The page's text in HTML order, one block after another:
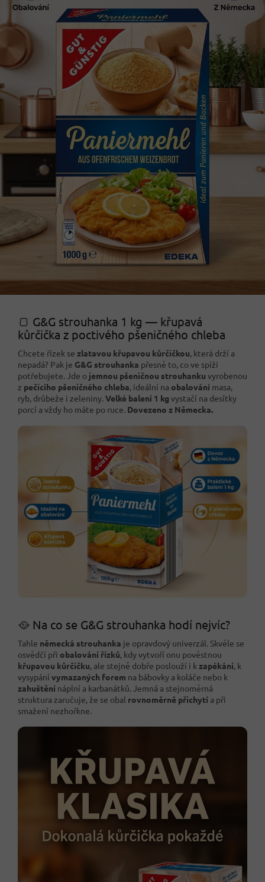
🍞 G&G strouhanka 1 kg — křupavá
kůrčička z poctivého pšeničného chleba
Chcete řízek se zlatavou křupavou kůrčičkou, která drží a
nepadá? Pak je G&G strouhanka přesně to, co ve spíži
potřebujete. Jde o jemnou pšeničnou strouhanku vyrobenou
z pečicího pšeničného chleba, ideální na obalování masa,
ryb, drůbeže i zeleniny.Velké balení 1 kg vystačí na desítky
porcí a vždy ho máte po ruce. Dovezeno z Německa.
🥘 Na co se G&G strouhanka hodí nejvíc?
Tahle německá strouhanka je opravdový univerzál. Skvěle se
osvědčí při obalování řízků, kdy vytvoří onu pověstnou
křupavou kůrčičku, ale stejně dobře poslouží i kzapékání, k
vysypání vymazaných forem na bábovky a koláče nebo k
zahuštění náplní a karbanátků. Jemná a stejnoměrná
struktura zaručuje, že se obal rovnoměrně přichytí a při
smažení nezhořkne.